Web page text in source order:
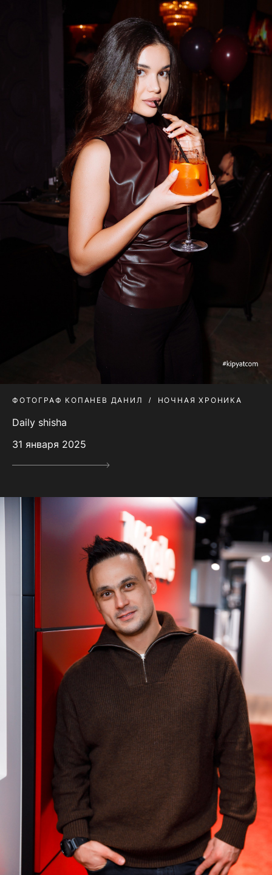
ФОТОГРАФ КОПАНЕВ ДАНИЛ НОЧНАЯ ХРОНИКА
Daily shisha
31 января 2025